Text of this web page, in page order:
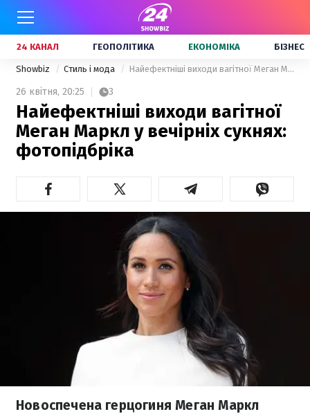
24 КАНАЛ ГЕОПОЛІТИКА ЕКОНОМІКА БІЗНЕС
Showbiz Стиль і мода Найефектніші виходи вагітної Меган Маркл у вечірніх сукнях: фотопідбріка
26 квітня, 20:25 3
Найефектніші виходи вагітної
Меган Маркл у вечірніх сукнях:
фотопідбріка
Новоспечена герцогиня Меган Маркл